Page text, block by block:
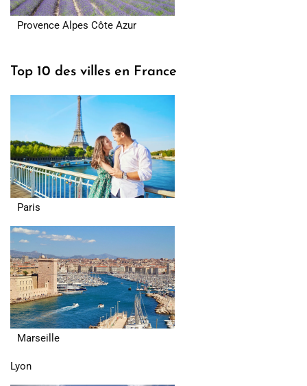
Provence Alpes Côte Azur
Top 10 des villes en France
Paris
Marseille
Lyon